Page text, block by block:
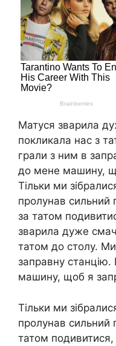
Матуся зварила
покликала нас з
грали з ним в
до мене машину,
Тільки ми
пролунав сильний
за татом
зварила дуже
татом до столу.
заправну
машину, щоб я
Тільки ми
пролунав сильний
татом